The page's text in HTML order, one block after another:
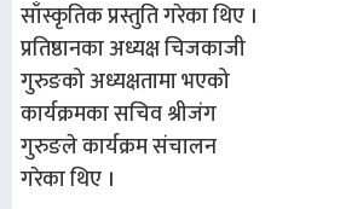
साँस्कृतिक प्रस्तुति गरेका थिए ।
प्रतिष्ठानका अध्यक्ष चिजकाजी
गुरुङको अध्यक्षतामा भएको
कार्यक्रमका सचिव श्रीजंग
गुरुङले कार्यक्रम संचालन
गरेका थिए ।